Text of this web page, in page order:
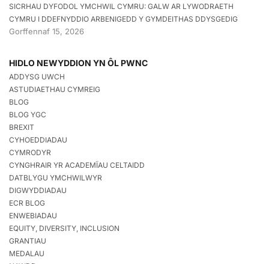
SICRHAU DYFODOL YMCHWIL CYMRU: GALW AR LYWODRAETH
CYMRU I DDEFNYDDIO ARBENIGEDD Y GYMDEITHAS DDYSGEDIG
Gorffennaf 15, 2026
HIDLO NEWYDDION YN ÔL PWNC
ADDYSG UWCH
ASTUDIAETHAU CYMREIG
BLOG
BLOG YGC
BREXIT
CYHOEDDIADAU
CYMRODYR
CYNGHRAIR YR ACADEMÏAU CELTAIDD
DATBLYGU YMCHWILWYR
DIGWYDDIADAU
ECR BLOG
ENWEBIADAU
EQUITY, DIVERSITY, INCLUSION
GRANTIAU
MEDALAU